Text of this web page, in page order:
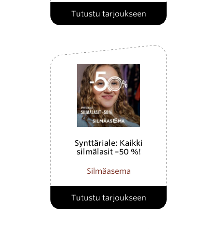
Tutustu tarjoukseen
Synttäriale: Kaikki
silmälasit –50 %!
Silmäasema
Tutustu tarjoukseen